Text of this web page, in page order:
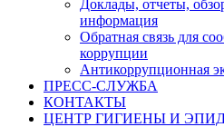
Доклады, отчеты,
информация
Обратная связь для
коррупции
Антикоррупционная
ПРЕСС-СЛУЖБА
КОНТАКТЫ
ЦЕНТР ГИГИЕНЫ И